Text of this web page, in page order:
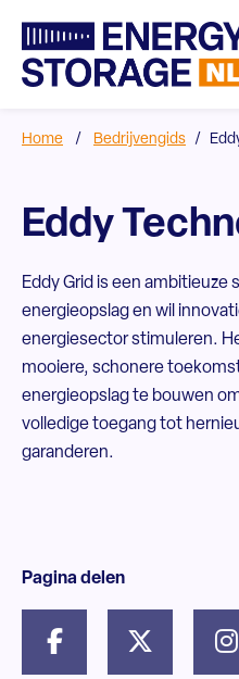
Home / Bedrijvengids /
Eddy
Eddy Grid is een ambitieuze
energieopslag en wil
energiesector stimuleren.
mooiere, schonere
energieopslag te bouwen
volledige toegang tot
garanderen.
Pagina delen